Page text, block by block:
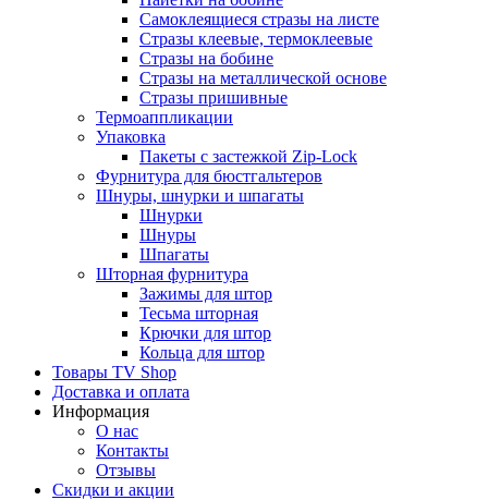
Самоклеящиеся стразы на листе
Стразы клеевые, термоклеевые
Стразы на бобине
Стразы на металлической основе
Стразы пришивные
Термоаппликации
Упаковка
Пакеты с застежкой Zip-Lock
Фурнитура для бюстгальтеров
Шнуры, шнурки и шпагаты
Шнурки
Шнуры
Шпагаты
Шторная фурнитура
Зажимы для штор
Тесьма шторная
Крючки для штор
Кольца для штор
Товары TV Shop
Доставка и оплата
Информация
О нас
Контакты
Отзывы
Скидки и акции